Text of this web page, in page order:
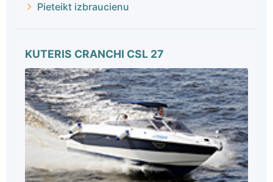
Pieteikt izbraucienu
KUTERIS CRANCHI CSL 27